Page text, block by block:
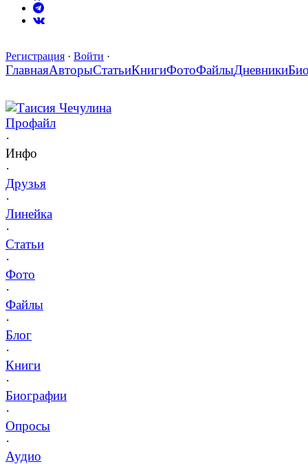
Регистрация · Войти ·
ГлавнаяАвторыСтатьиКнигиФотоФайлыДневники
Таисия Чечулина
Профайл
·
Инфо
·
Друзья
·
Линейка
·
Статьи
·
Фото
·
Файлы
·
Блог
·
Книги
·
Биографии
·
Опросы
·
Аудио